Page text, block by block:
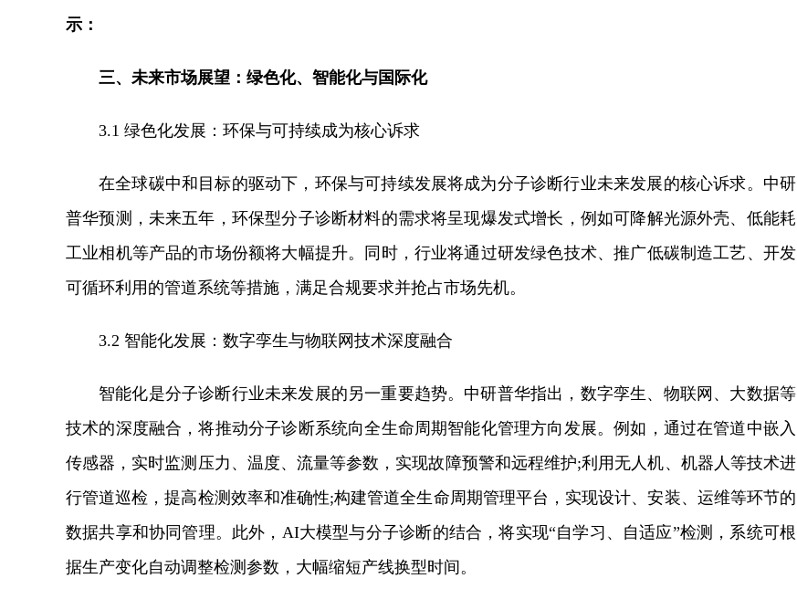
示：
三、 未来市场展望：绿色化、智能化与国际化
3.1 绿色化发展：环保与可持续成为核心诉求
在全球碳中和目标的驱动下，环保与可持续发展将成为分子诊断行业未来发展的核心诉求。中研
普华预测，未来五年，环保型分子诊断材料的需求将呈现爆发式增长，例如可降解光源外壳、低能耗
工业相机等产品的市场份额将大幅提升。同时，行业将通过研发绿色技术、推广低碳制造工艺、开发
可循环利用的管道系统等措施，满足合规要求并抢占市场先机。
3.2 智能化发展：数字孪生与物联网技术深度融合
智能化是分子诊断行业未来发展的另一重要趋势。中研普华指出，数字孪生、物联网、大数据等
技术的深度融合，将推动分子诊断系统向全生命周期智能化管理方向发展。例如，通过在管道中嵌入
传感器，实时监测压力、温度、流量等参数，实现故障预警和远程维护;利用无人机、机器人等技术进
行管道巡检，提高检测效率和准确性;构建管道全生命周期管理平台，实现设计、安装、运维等环节的
数据共享和协同管理。此外，AI大模型与分子诊断的结合，将实现“自学习、自适应”检测，系统可根
据生产变化自动调整检测参数，大幅缩短产线换型时间。